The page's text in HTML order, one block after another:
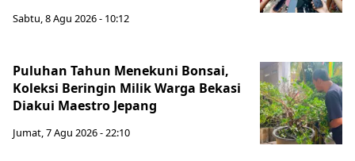
Sabtu, 8 Agu 2026 - 10:12
Puluhan Tahun Menekuni Bonsai,
Koleksi Beringin Milik Warga Bekasi
Diakui Maestro Jepang
Jumat, 7 Agu 2026 - 22:10